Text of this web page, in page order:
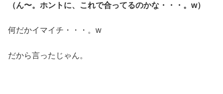
（ん〜。ホントに、これで合ってるのかな・・・。w）
何だかイマイチ・・・。w
だから言ったじゃん。